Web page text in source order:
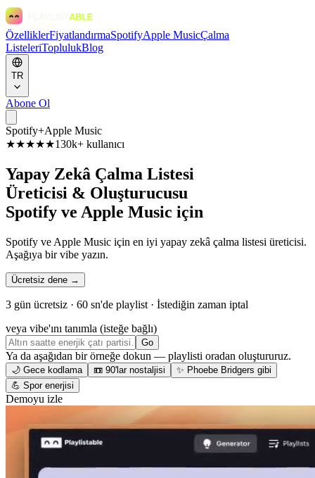
ÖzelliklerFiyatlandırmaSpotifyApple MusicÇalma
ListeleriToplulukBlog
TR
Abone Ol
Spotify+Apple Music
★★★★★130k+ kullanıcı
Yapay Zekâ Çalma Listesi
Üreticisi & Oluşturucusu
Spotify ve Apple Music için
Spotify ve Apple Music için en iyi yapay zekâ çalma listesi üreticisi.
Aşağıya bir vibe yazın.
Ücretsiz dene →
3 gün ücretsiz · 60 sn'de playlist · İstediğin zaman iptal
veya vibe'ını tanımla (isteğe bağlı)
Go
Ya da aşağıdan bir örneğe dokun — playlisti oradan oluştururuz.
🌙 Gece kodlama 📼 90'lar nostaljisi
✨ Phoebe Bridgers gibi
💪 Spor enerjisi
Demoyu izle